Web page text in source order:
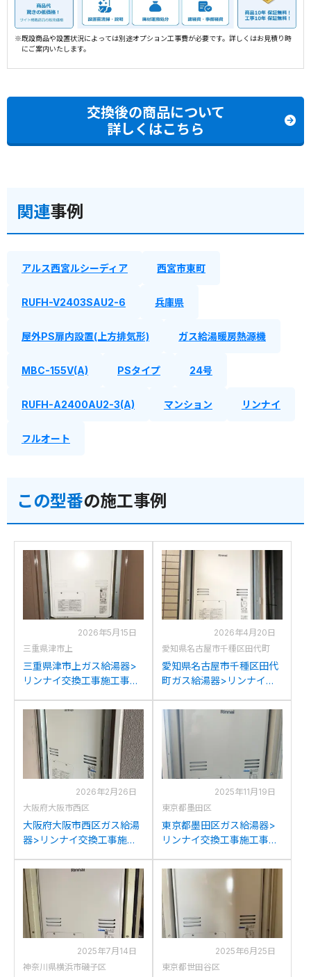
※既設商品や設置状況によっては別途オプション工事費が必要です。詳しくはお見積り時
にご案内いたします。
交換後の商品について
詳しくはこちら
関連事例
アルス西宮ルシーディア 西宮市東町
RUFH-V2403SAU2-6 兵庫県
屋外PS扉内設置(上方排気形) ガス給湯暖房熱源機
MBC-155V(A) PSタイプ 24号
RUFH-A2400AU2-3(A) マンション リンナイ
フルオート
この型番の施工事例
2026年5月15日
三重県津市上
三重県津市上ガス給湯器>
リンナイ交換工事施工事
V2400AU2-3からリンナイ
RUFH-A2400AU2-3(A)へ
の交換
2026年4月20日
愛知県名古屋市千種区田代町
愛知県名古屋市千種区田代
町ガス給湯器>リンナイ交
RUFH-V2400AU2-3からリ
ンナイRUFH-A2400AU2-
3(A)への交換
2026年2月26日
大阪府大阪市西区
大阪府大阪市西区ガス給湯
器>リンナイ交換工事施工
V2403AU2-6からリンナイ
RUFH-A2400AU2-3(A)へ
の交換
2025年11月19日
東京都墨田区
東京都墨田区ガス給湯器>
リンナイ交換工事施工事
V2403AU(SAU)からリンナ
イRUFH-A2400AU2-3(A)
への交換
2025年7月14日
神奈川県横浜市磯子区
2025年6月25日
東京都世田谷区